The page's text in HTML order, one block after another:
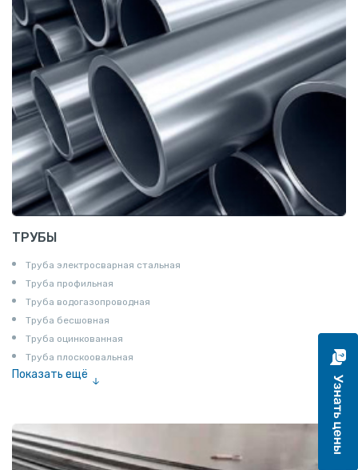
Полособульб
Полукруг
Шпунт Ларсена
ТРУБЫ
Труба электросварная стальная
Труба профильная
Труба водогазопроводная
Труба бесшовная
Труба оцинкованная
Труба плоскоовальная
Показать ещё